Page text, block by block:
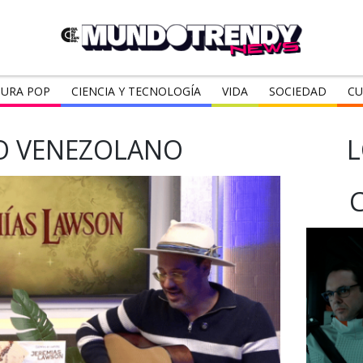
POP CIENCIA Y TECNOLOGÍA VIDA SOCIEDAD
VENEZOLANO